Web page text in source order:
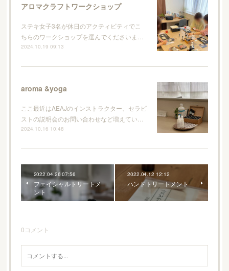
アロマクラフトワークショップ
ステキ女子3名が休日のアクティビティでこ
ちらのワークショップを選んでくださいま…
2024.10.19 09:13
aroma &yoga
ここ最近はAEAJのインストラクター、セラピ
ストの説明会のお問い合わせなど増えてい…
2024.10.16 10:48
2022.04.26 07:56
フェイシャルトリートメ
ント
2022.04.12 12:12
ハンドトリートメント
0コメント